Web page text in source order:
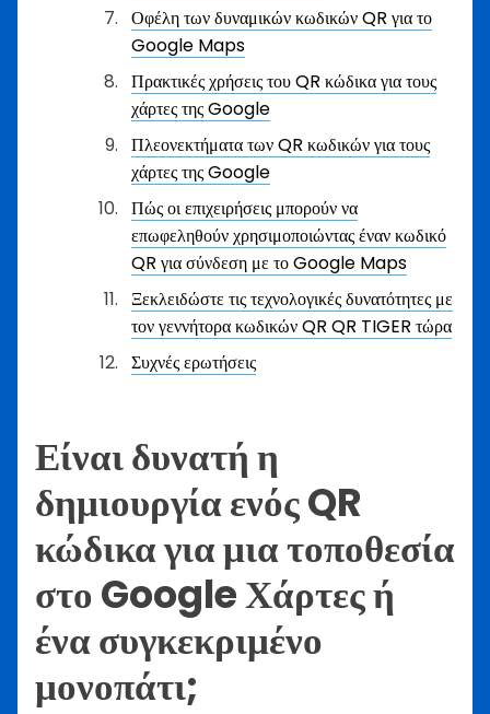
Οφέλη των δυναμικών κωδικών QR για το
Google Maps
Πρακτικές χρήσεις του QR κώδικα για τους
χάρτες της Google
Πλεονεκτήματα των QR κωδικών για τους
χάρτες της Google
Πώς οι επιχειρήσεις μπορούν να
επωφεληθούν χρησιμοποιώντας έναν κωδικό
QR για σύνδεση με το Google Maps
Ξεκλειδώστε τις τεχνολογικές δυνατότητες με
τον γεννήτορα κωδικών QR QR TIGER τώρα
Συχνές ερωτήσεις
Είναι δυνατή η
δημιουργία ενός QR
κώδικα για μια τοποθεσία
στο Google Χάρτες ή
ένα συγκεκριμένο
μονοπάτι;